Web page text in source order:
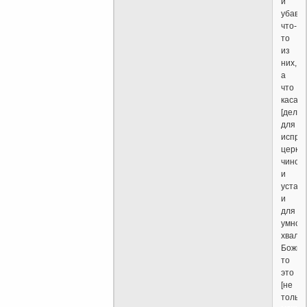
что-
то
из
них,
а
что
для
чинов
и
и
для
хвалы
то
это
[не